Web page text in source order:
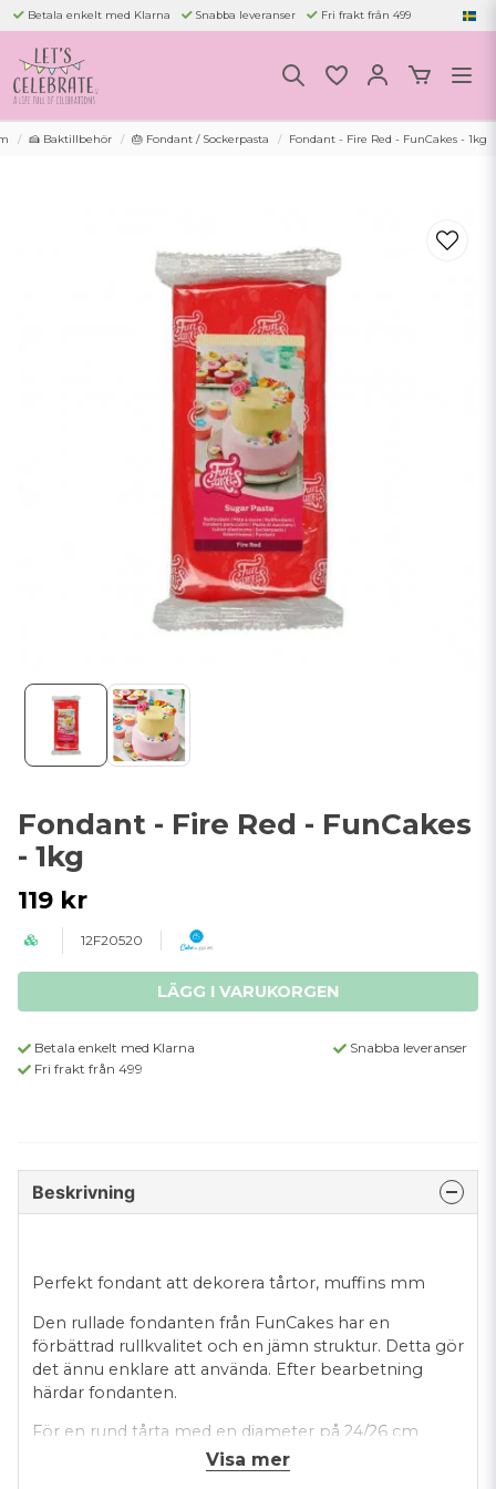
Betala enkelt med Klarna Snabba leveranser Fri frakt från 499
🍰 Baktillbehör 🎂 Fondant / Sockerpasta Fondant - Fire Red - FunCakes - 1kg
Fondant - Fire Red - FunCakes
- 1kg
119 kr
12F20520
LÄGG I VARUKORGEN
Betala enkelt med Klarna
Snabba leveranser
Fri frakt från 499
Beskrivning
Perfekt fondant att dekorera tårtor, muffins mm
Den rullade fondanten från FunCakes har en
förbättrad rullkvalitet och en jämn struktur. Detta gör
det ännu enklare att använda. Efter bearbetning
härdar fondanten.
För en rund tårta med en diameter på 24/26 cm
behöver du ca 500gr fondant för att täcka
Visa mer